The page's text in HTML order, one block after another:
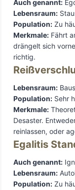
Auch genannt:
Lebensraum:
Population: Zu
Merkmale: Fährt
drängelt sich
richtig.
Lebensraum:
Population: Sehr
Merkmale:
Desaster.
reinlassen, oder
Egalitis
Auch genannt:
Lebensraum:
Population: Zu